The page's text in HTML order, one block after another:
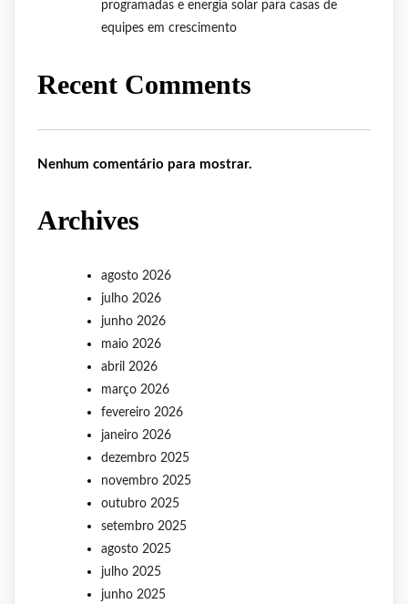
programadas e energia solar para casas de
equipes em crescimento
Recent Comments
Nenhum comentário para mostrar.
Archives
agosto 2026
julho 2026
junho 2026
maio 2026
abril 2026
março 2026
fevereiro 2026
janeiro 2026
dezembro 2025
novembro 2025
outubro 2025
setembro 2025
agosto 2025
julho 2025
junho 2025